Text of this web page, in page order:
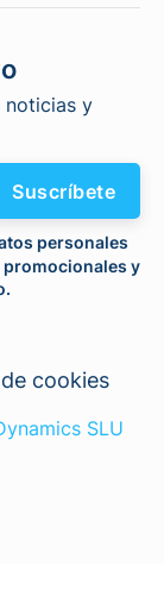
noticias y
personales
y
Suscríbete
cookies
SLU